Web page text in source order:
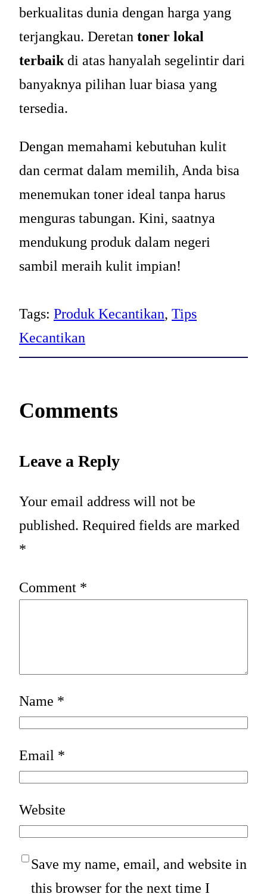
berkualitas dunia dengan harga yang
terjangkau. Deretan toner lokal
terbaik di atas hanyalah segelintir dari
banyaknya pilihan luar biasa yang
tersedia.
Dengan memahami kebutuhan kulit
dan cermat dalam memilih, Anda bisa
menemukan toner ideal tanpa harus
menguras tabungan. Kini, saatnya
mendukung produk dalam negeri
sambil meraih kulit impian!
Tags: Produk Kecantikan, Tips
Kecantikan
Comments
Leave a Reply
Your email address will not be
published. Required fields are marked
*
Comment *
Name *
Email *
Website
Save my name, email, and website in
this browser for the next time I